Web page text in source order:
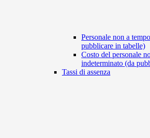
Personale non a
pubblicare in tabelle)
Costo del personale
indeterminato (da
Tassi di assenza